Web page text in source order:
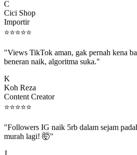
Cici Shop
Importir
⭐⭐⭐⭐⭐
beneran naik, algoritma suka."
Koh Reza
Content Creator
⭐⭐⭐⭐⭐
murah lagi! 🤯"